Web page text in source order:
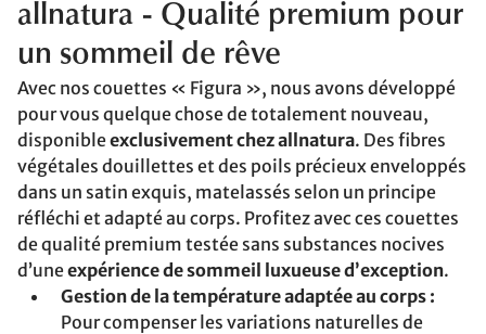
allnatura - Qualité premium pour
un sommeil de rêve
Avec nos couettes « Figura », nous avons développé
pour vous quelque chose de totalement nouveau,
disponibleexclusivement chez allnatura. Des fibres
végétales douillettes et des poils précieux enveloppés
dans un satin exquis, matelassés selon un principe
réfléchi et adapté au corps. Profitez avec ces couettes
de qualité premium testée sans substances nocives
d’uneexpérience de sommeil luxueuse d’exception.
Gestion de la température adaptée au corps :
Pour compenser les variations naturelles de